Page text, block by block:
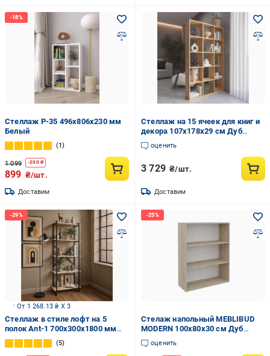
Стеллаж P-35 496x806x230 мм
Белый
1
1 099 -200₴
899 ₴/шт.
Доставим
Стеллаж на 15 ячеек для книг и
декора 107х178х29 см Дуб
аппалачи (M-2)
оценить
3 729 ₴/шт.
Доставим
От 1 268.13 ₴ X 3
Стеллаж в стиле лофт на 5
полок Ant-1 700х300х1800 мм
Дуб Сонома
5
Стелаж напольный MEBLIBUD
MODERN 100х80х30 см Дуб
сонома
оценить